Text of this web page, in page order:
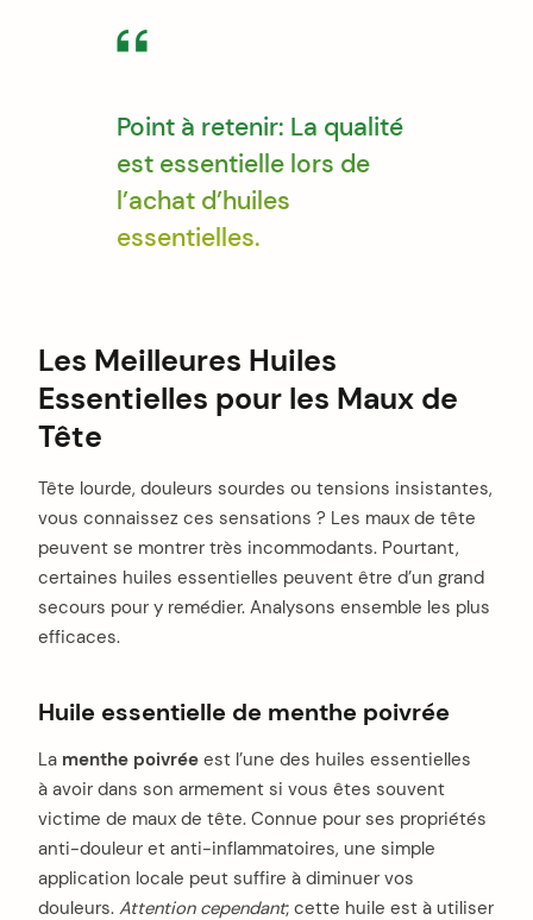
Point à retenir: La qualité
est essentielle lors de
l’achat d’huiles
essentielles.
Les Meilleures Huiles
Essentielles pour les Maux de
Tête
Tête lourde, douleurs sourdes ou tensions insistantes,
vous connaissez ces sensations ? Les maux de tête
peuvent se montrer très incommodants. Pourtant,
certaines huiles essentielles peuvent être d’un grand
secours pour y remédier. Analysons ensemble les plus
efficaces.
Huile essentielle de menthe poivrée
La menthe poivrée est l’une des huiles essentielles
à avoir dans son armement si vous êtes souvent
victime de maux de tête. Connue pour ses propriétés
anti-douleur et anti-inflammatoires, une simple
application locale peut suffire à diminuer vos
douleurs. Attention cependant; cette huile est à utiliser